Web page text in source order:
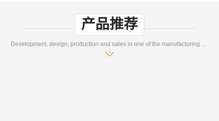
产品推荐
Development, design, production and sales in one of the manufacturing enterprises